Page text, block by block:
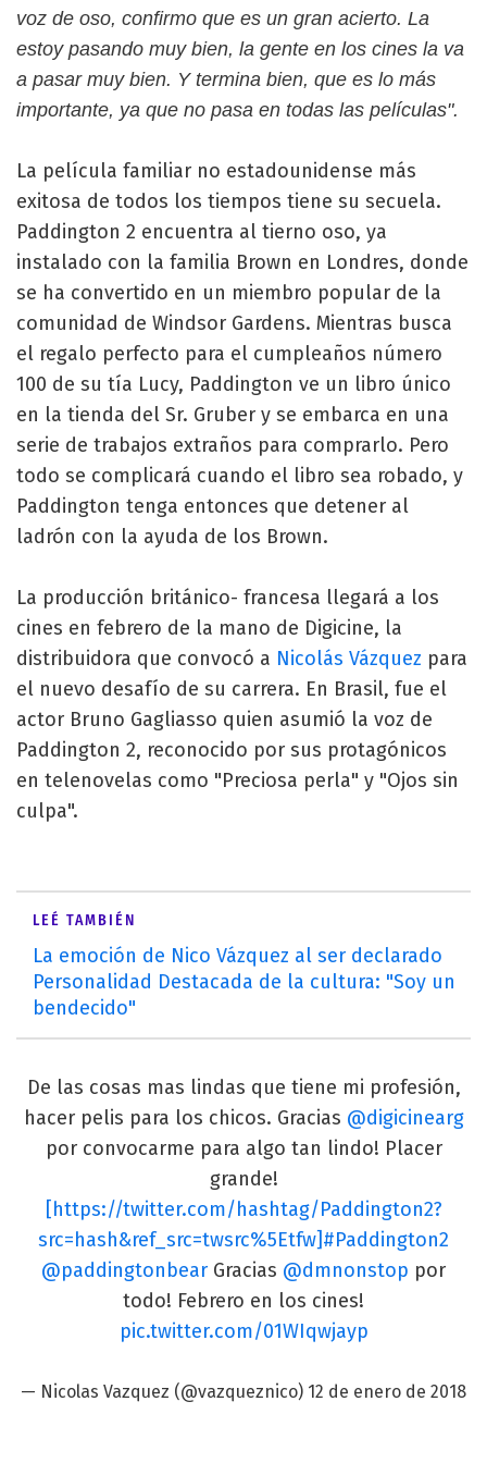
voz de oso, confirmo que es un gran acierto. La
estoy pasando muy bien, la gente en los cines la va
a pasar muy bien. Y termina bien, que es lo más
importante, ya que no pasa en todas las películas".
La película familiar no estadounidense más
exitosa de todos los tiempos tiene su secuela.
Paddington 2 encuentra al tierno oso, ya
instalado con la familia Brown en Londres, donde
se ha convertido en un miembro popular de la
comunidad de Windsor Gardens. Mientras busca
el regalo perfecto para el cumpleaños número
100 de su tía Lucy, Paddington ve un libro único
en la tienda del Sr. Gruber y se embarca en una
serie de trabajos extraños para comprarlo. Pero
todo se complicará cuando el libro sea robado, y
Paddington tenga entonces que detener al
ladrón con la ayuda de los Brown.
La producción británico- francesa llegará a los
cines en febrero de la mano de Digicine, la
distribuidora que convocó a Nicolás Vázquez para
el nuevo desafío de su carrera. En Brasil, fue el
actor Bruno Gagliasso quien asumió la voz de
Paddington 2, reconocido por sus protagónicos
en telenovelas como "Preciosa perla" y "Ojos sin
culpa".
LEÉ TAMBIÉN
La emoción de Nico Vázquez al ser declarado
Personalidad Destacada de la cultura: "Soy un
bendecido"
De las cosas mas lindas que tiene mi profesión,
hacer pelis para los chicos. Gracias @digicinearg
por convocarme para algo tan lindo! Placer
grande!
[https://twitter.com/hashtag/Paddington2?
src=hash&ref_src=twsrc%5Etfw]#Paddington2
@paddingtonbear Gracias @dmnonstop por
todo! Febrero en los cines!
pic.twitter.com/01WIqwjayp
— Nicolas Vazquez (@vazqueznico) 12 de enero de 2018